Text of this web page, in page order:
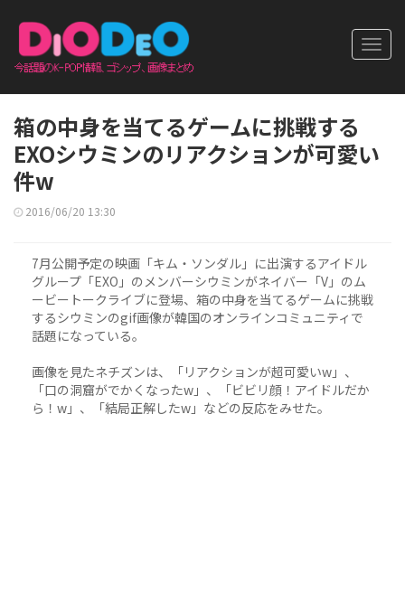
箱の中身を当てるゲームに挑戦する
EXOシウミンのリアクションが可愛い
件w
2016/06/20 13:30
7月公開予定の映画「キム・ソンダル」に出演するアイドル
グループ「EXO」のメンバーシウミンがネイバー「V」のム
ービートークライブに登場、箱の中身を当てるゲームに挑戦
するシウミンのgif画像が韓国のオンラインコミュニティで
話題になっている。
画像を見たネチズンは、「リアクションが超可愛いw」、
「口の洞窟がでかくなったw」、「ビビリ顔！アイドルだか
ら！w」、「結局正解したw」などの反応をみせた。